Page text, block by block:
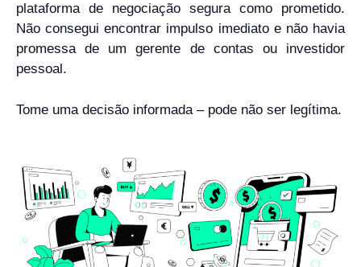
plataforma de negociação segura como prometido.
Não consegui encontrar impulso imediato e não havia
promessa de um gerente de contas ou investidor
pessoal.
Tome uma decisão informada – pode não ser legítima.